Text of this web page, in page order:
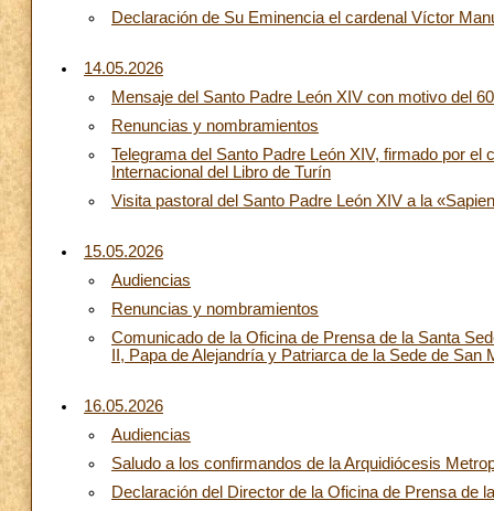
Declaración de Su Eminencia el cardenal Víctor
14.05.2026
Mensaje del Santo Padre León XIV con motivo del
Renuncias y nombramientos
Telegrama del Santo Padre León XIV, firmado por
Internacional del Libro de Turín
Visita pastoral del Santo Padre León XIV a la
15.05.2026
Audiencias
Renuncias y nombramientos
Comunicado de la Oficina de Prensa de la Santa
II, Papa de Alejandría y Patriarca de la Sede de San
16.05.2026
Audiencias
Saludo a los confirmandos de la Arquidiócesis
Declaración del Director de la Oficina de Prensa de